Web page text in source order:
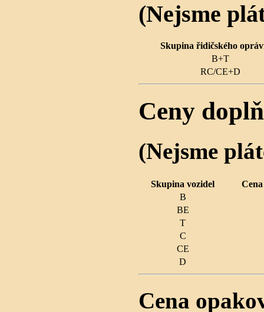
(Nejsme
Skupina řidičského
B+T
RC/CE+D
Ceny
(Nejsme
Skupina vozidel
B
BE
T
C
CE
D
Cena